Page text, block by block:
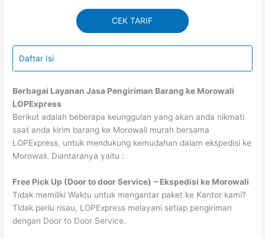
CEK TARIF
Daftar Isi
Berbagai Layanan Jasa Pengiriman Barang ke Morowali
LOPExpress
Berikut adalah beberapa keunggulan yang akan anda nikmati
saat anda kirim barang ke Morowali murah bersama
LOPExpress, untuk mendukung kemudahan dalam ekspedisi ke
Morowali. Diantaranya yaitu :
Free Pick Up (Door to door Service) – Ekspedisi ke Morowali
Tidak memiliki Waktu untuk mengantar paket ke Kantor kami?
Tidak perlu risau, LOPExpress melayani setiap pengiriman
dengan Door to Door Service.